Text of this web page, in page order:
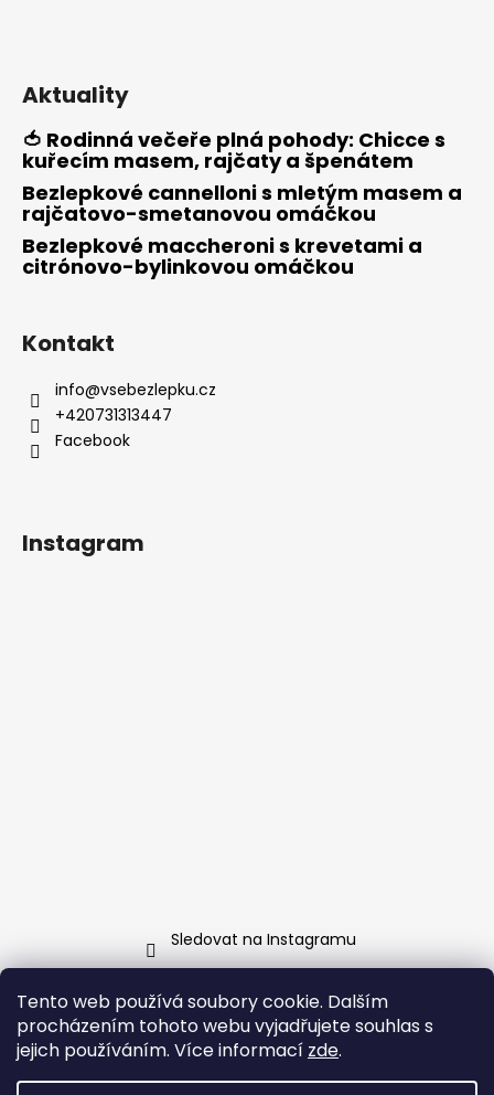
Tento web používá soubory cookie. Dalším
procházením tohoto webu vyjadřujete souhlas s
jejich používáním. Více informací zde.
Aktuality
🍅 Rodinná večeře plná pohody: Chicce s
kuřecím masem, rajčaty a špenátem
Bezlepkové cannelloni s mletým masem a
rajčatovo-smetanovou omáčkou
Bezlepkové maccheroni s krevetami a
citrónovo-bylinkovou omáčkou
Kontakt
info@vsebezlepku.cz
+420731313447
Facebook
Instagram
Sledovat na Instagramu
Facebook